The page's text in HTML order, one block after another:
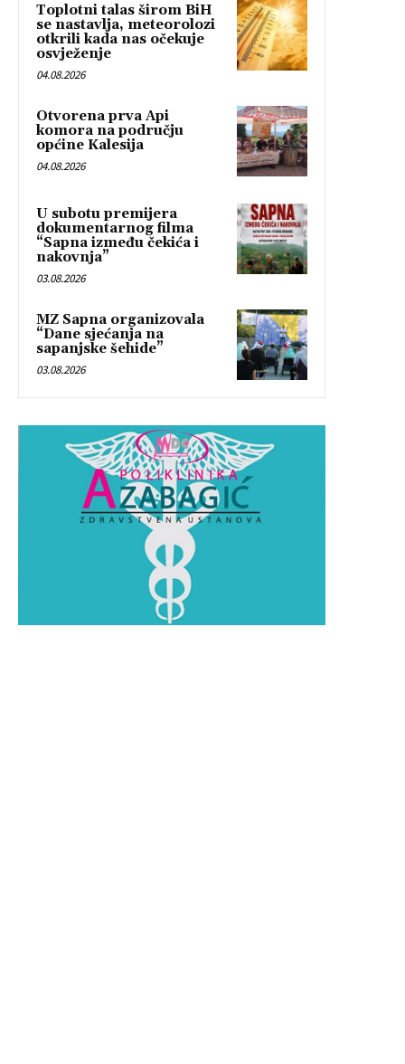
Toplotni talas širom BiH
se nastavlja, meteorolozi
otkrili kada nas očekuje
osvježenje
04.08.2026
Otvorena prva Api
komora na području
općine Kalesija
04.08.2026
U subotu premijera
dokumentarnog filma
“Sapna između čekića i
nakovnja”
03.08.2026
MZ Sapna organizovala
“Dane sjećanja na
sapanjske šehide”
03.08.2026